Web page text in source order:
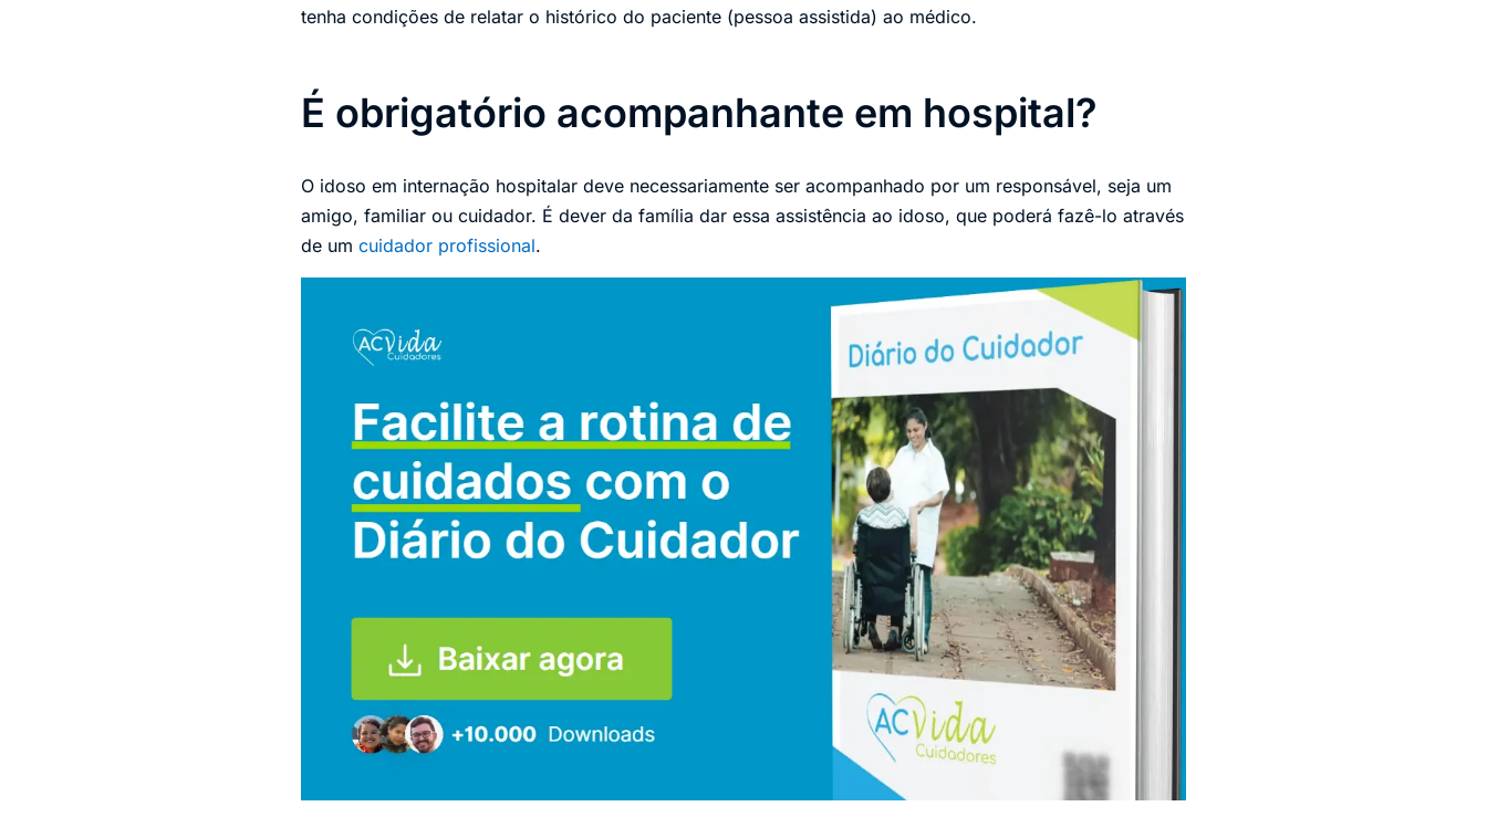
tenha condições de relatar o histórico do paciente (pessoa assistida) ao médico.
É obrigatório acompanhante em hospital?
O idoso em internação hospitalar deve necessariamente ser acompanhado por um responsável, seja um
amigo, familiar ou cuidador. É dever da família dar essa assistência ao idoso, que poderá fazê-lo através
de um cuidador profissional.